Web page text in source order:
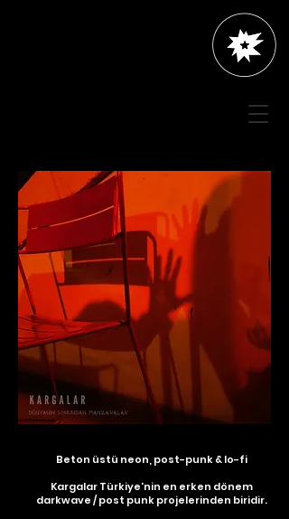
Beton üstü neon, post-punk & lo-fi
Kargalar Türkiye'nin en erken dönem
darkwave / post punk projelerinden biridir.